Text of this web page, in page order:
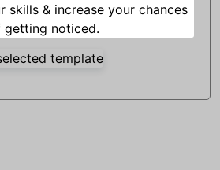
skills & increase your chances
getting noticed.